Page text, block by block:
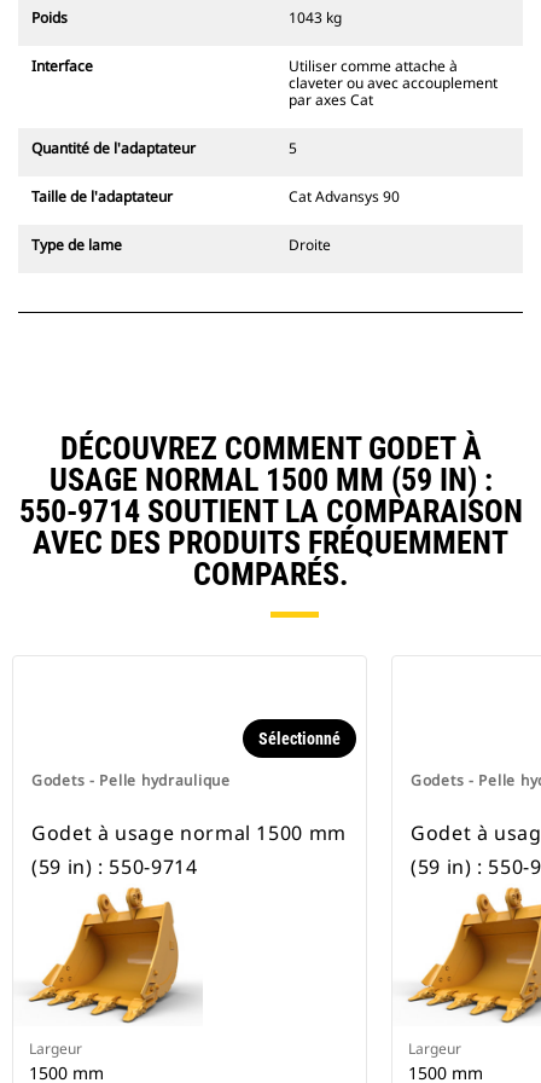
champ de vision du conducteur.
axes Cat sont compatibles avec les
pelles hydrauliques à chaînes 311-
Des attaches à largeur de
disponibles.
le système d'attache spéciale CW
CW sont dotées d'un système de
disponibles pour toutes les pelles
hydrauliques à chaines et sur
pneus.
Poids 1043 kg
Interface
Utiliser comme attache à
claveter ou avec accouplement
par axes Cat
Quantité de l'adaptateur 5
Taille de l'adaptateur Cat Advansys 90
Type de lame Droite
DÉCOUVREZ COMMENT GODET À
USAGE NORMAL 1500 MM (59 IN) :
550-9714 SOUTIENT LA COMPARAISON
AVEC DES PRODUITS FRÉQUEMMENT
COMPARÉS.
Godets - Pelle hydraulique
Sélectionné
Godet à usage normal 1500 mm
(59 in) : 550-9714
Largeur
1500 mm
Godets - Pelle
Godet à
(59 in) : 550-
Largeur
1500 mm